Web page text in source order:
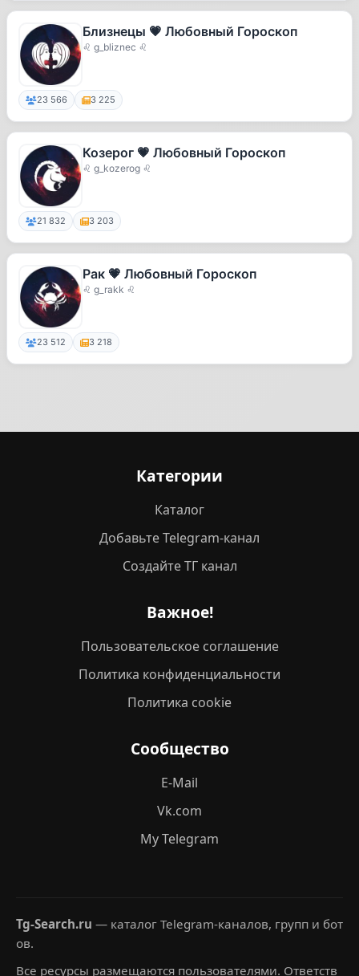
Близнецы 💗 Любовный Гороскоп
♌ g_bliznec ♌
23 566 3 225
Козерог 💗 Любовный Гороскоп
♌ g_kozerog ♌
21 832 3 203
Рак 💗 Любовный Гороскоп
♌ g_rakk ♌
23 512 3 218
Категории
Каталог
Добавьте Telegram-канал
Создайте ТГ канал
Важное!
Пользовательское соглашение
Политика конфиденциальности
Политика cookie
Сообщество
E-Mail
Vk.com
My Telegram
Tg-Search.ru — каталог Telegram-каналов, групп и бот
ов.
Все ресурсы размещаются пользователями. Ответств